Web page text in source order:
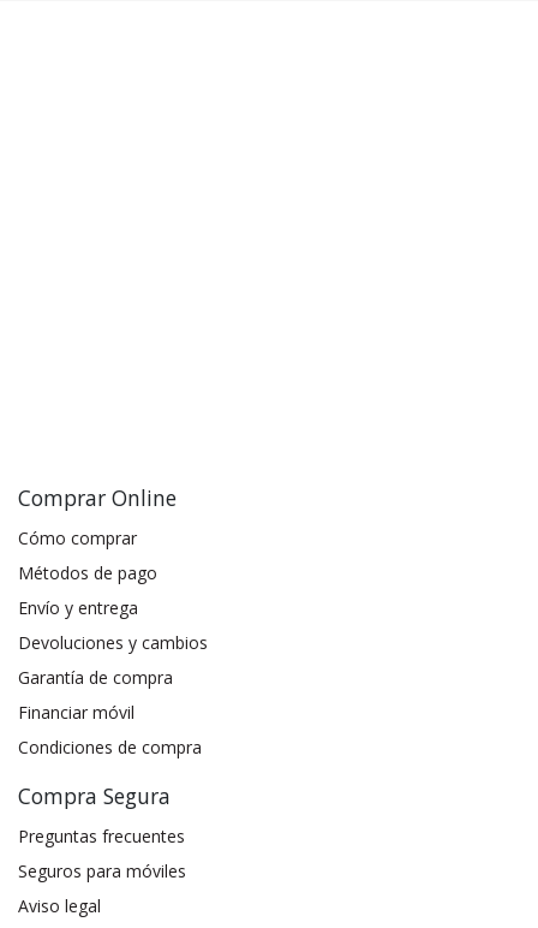
Comprar Online
Cómo comprar
Métodos de pago
Envío y entrega
Devoluciones y cambios
Garantía de compra
Financiar móvil
Condiciones de compra
Compra Segura
Preguntas frecuentes
Seguros para móviles
Aviso legal